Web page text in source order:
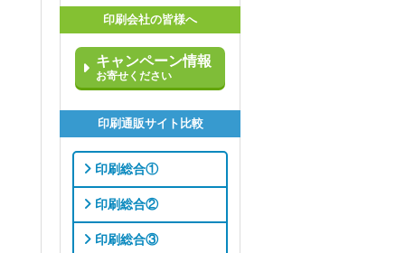
印刷会社の皆様へ
キャンペーン情報
お寄せください
印刷通販サイト比較
印刷総合①
印刷総合②
印刷総合③